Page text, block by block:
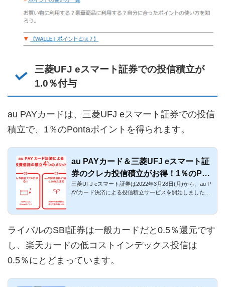
三菱UFJ eスマート証券での投信積立が
1.0％付与
au PAYカードは、三菱UFJ eスマート証券での投信
積立で、1％のPontaポイントを得られます。
au PAYカード＆三菱UFJ eスマート証
券のクレカ投信積立がお得！1％のPon
taポイント還元
三菱UFJ eスマート証券は2022年3月28日(月)から、au P
AYカード決済による投信積立サービスを開始しました。
ライバルのSBI証券は一般カードだと0.5％還元です
し、楽天カードの低コストインデックス投信は
0.5％にとどまっています。